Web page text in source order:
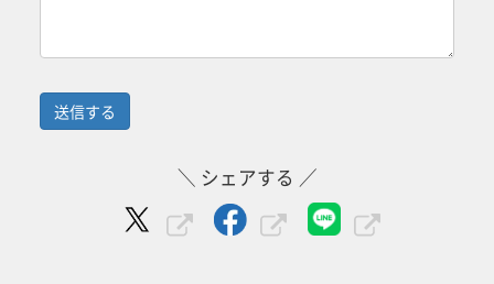
＼ シェアする ／